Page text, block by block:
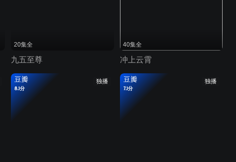
20集全
九五至尊
40集全
冲上云霄
独播
豆瓣
8.1分
独播
豆瓣
7.1分